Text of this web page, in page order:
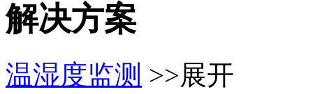
解决方案
温湿度监测 >>展开